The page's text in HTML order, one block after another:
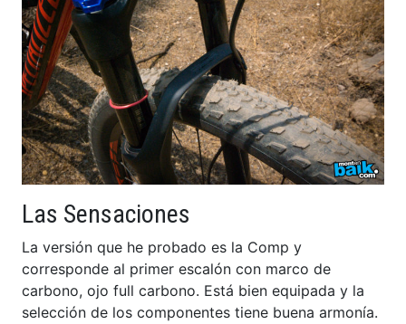
Las Sensaciones
La versión que he probado es la Comp y
corresponde al primer escalón con marco de
carbono, ojo full carbono. Está bien equipada y la
selección de los componentes tiene buena armonía.